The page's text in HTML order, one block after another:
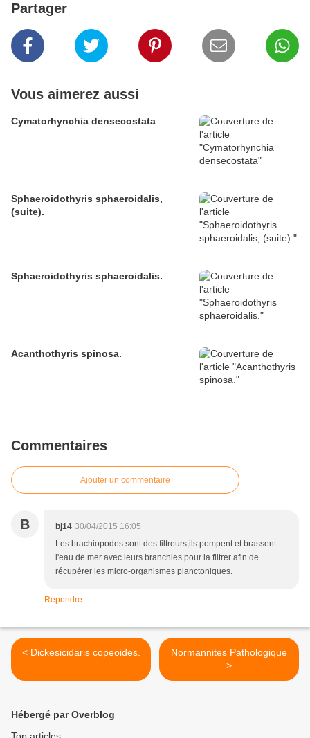
Partager
Vous aimerez aussi
Cymatorhynchia densecostata
Sphaeroidothyris sphaeroidalis,
(suite).
Sphaeroidothyris sphaeroidalis.
Acanthothyris spinosa.
Commentaires
Ajouter un commentaire
B bj14 30/04/2015 16:05
Les brachiopodes sont des filtreurs,ils pompent et brassent
l'eau de mer avec leurs branchies pour la filtrer afin de
récupérer les micro-organismes planctoniques.
Répondre
< Dickesicidaris copeoides.
Normannites Pathologique
>
Hébergé par Overblog